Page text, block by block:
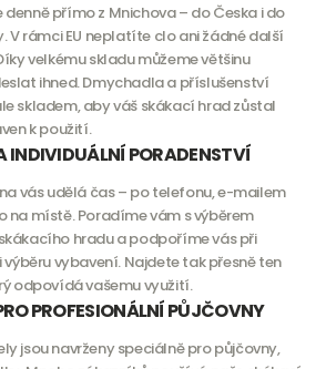
přímo z Mnichova – do Česka i do
V rámci EU neplatíte clo ani žádné další
velkému skladu můžeme většinu
ihned. Dmychadla a příslušenství
skladem, aby váš skákací hrad zůstal
k použití.
INDIVIDUÁLNÍ PORADENSTVÍ
vás udělá čas – po telefonu, e-mailem
na místě. Poradíme vám s výběrem
hradu a podpoříme vás při
vybavení. Najdete tak přesně ten
odpovídá vašemu využití.
PROFESIONÁLNÍ PŮJČOVNY
jsou navrženy speciálně pro půjčovny,